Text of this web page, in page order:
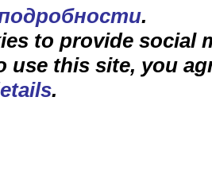
.
to provide social
use this site, you
.